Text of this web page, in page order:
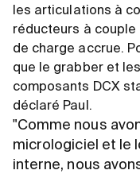
les articulations à
réducteurs à
de charge accrue.
que le grabber et
composants DCX
déclaré Paul.
"Comme nous
micrologiciel et le
interne, nous